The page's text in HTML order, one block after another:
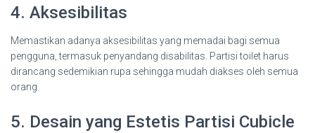
4. Aksesibilitas
Memastikan adanya aksesibilitas yang memadai bagi semua
pengguna, termasuk penyandang disabilitas. Partisi toilet harus
dirancang sedemikian rupa sehingga mudah diakses oleh semua
orang.
5. Desain yang Estetis Partisi Cubicle